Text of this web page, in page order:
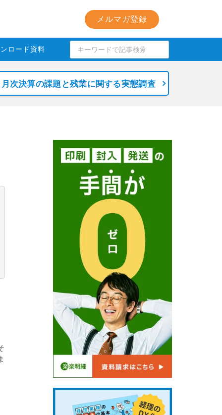
メルマガ登録
ロード資料
月次決算の課題と残業に関する実態調査